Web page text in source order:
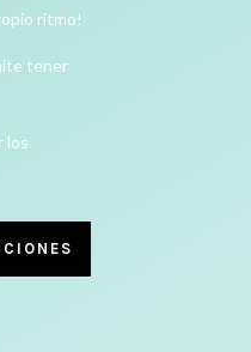
ritmo!
tener
los